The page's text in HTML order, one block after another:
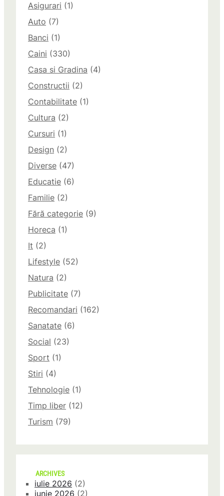
Asigurari (1)
Auto (7)
Banci (1)
Caini (330)
Casa si Gradina (4)
Constructii (2)
Contabilitate (1)
Cultura (2)
Cursuri (1)
Design (2)
Diverse (47)
Educatie (6)
Familie (2)
Fără categorie (9)
Horeca (1)
It (2)
Lifestyle (52)
Natura (2)
Publicitate (7)
Recomandari (162)
Sanatate (6)
Social (23)
Sport (1)
Stiri (4)
Tehnologie (1)
Timp liber (12)
Turism (79)
ARCHIVES
iulie 2026 (2)
iunie 2026 (2)